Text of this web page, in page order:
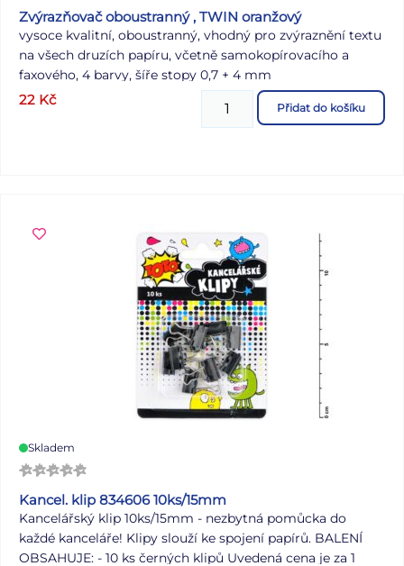
Zvýrazňovač oboustranný , TWIN oranžový
vysoce kvalitní, oboustranný, vhodný pro zvýraznění textu
na všech druzích papíru, včetně samokopírovacího a
faxového, 4 barvy, šíře stopy 0,7 + 4 mm
22 Kč Přidat do košíku
Skladem
Kancel. klip 834606 10ks/15mm
Kancelářský klip 10ks/15mm - nezbytná pomůcka do
každé kanceláře! Klipy slouží ke spojení papírů. BALENÍ
OBSAHUJE: - 10 ks černých klipů Uvedená cena je za 1